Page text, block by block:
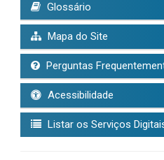
Glossário
Mapa do Site
Perguntas
Acessibilidade
Listar os Serviços